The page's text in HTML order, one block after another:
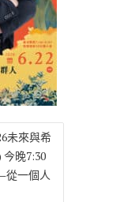
未來與希
晚7:30
從一個人